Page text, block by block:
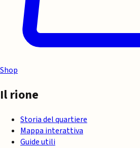
Shop
Il rione
Storia del quartiere
Mappa interattiva
Guide utili